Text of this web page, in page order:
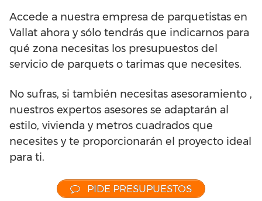
Accede a nuestra empresa de parquetistas en
Vallat ahora y sólo tendrás que indicarnos para
qué zona necesitas los presupuestos del
servicio de parquets o tarimas que necesites.
No sufras, si también necesitas asesoramiento ,
nuestros expertos asesores se adaptarán al
estilo, vivienda y metros cuadrados que
necesites y te proporcionarán el proyecto ideal
para ti.
PIDE PRESUPUESTOS